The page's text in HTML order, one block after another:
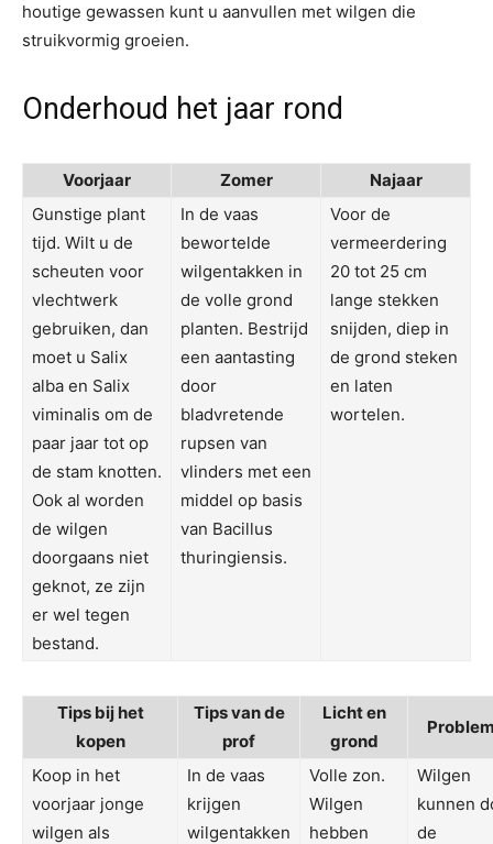
houtige gewassen kunt u aanvullen met wilgen die
struikvormig groeien.
Onderhoud het jaar rond
Voorjaar Zomer
Najaar
Gunstige plant
tijd. Wilt u de
scheuten voor
vlechtwerk
gebruiken, dan
moet u Salix
alba en Salix
viminalis om de
paar jaar tot op
de stam knotten.
Ook al worden
de wilgen
doorgaans niet
geknot, ze zijn
er wel tegen
bestand.
In de vaas
bewortelde
wilgentakken in
de volle grond
planten. Bestrijd
een aantasting
door
bladvretende
rupsen van
vlinders met een
middel op basis
van Bacillus
thuringiensis.
Voor de
vermeerdering
20 tot 25 cm
lange stekken
snijden, diep in
de grond steken
en laten
wortelen.
Tips bij het
kopen
Tips van de
prof
Licht en
grond
Koop in het
voorjaar jonge
wilgen als
In de vaas
krijgen
wilgentakken
Volle zon.
Wilgen
hebben
Wilgen
kunnen
de